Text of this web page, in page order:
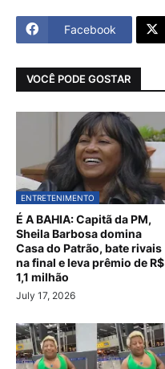
Facebook
VOCÊ PODE GOSTAR
ENTRETENIMENTO
É A BAHIA: Capitã da PM,
Sheila Barbosa domina
Casa do Patrão, bate rivais
na final e leva prêmio de R$
1,1 milhão
July 17, 2026